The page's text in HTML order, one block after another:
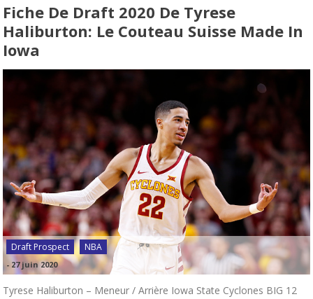
Fiche De Draft 2020 De Tyrese
Haliburton: Le Couteau Suisse Made In
Iowa
Draft Prospect NBA
- 27 juin 2020
Tyrese Haliburton – Meneur / Arrière Iowa State Cyclones BIG 12